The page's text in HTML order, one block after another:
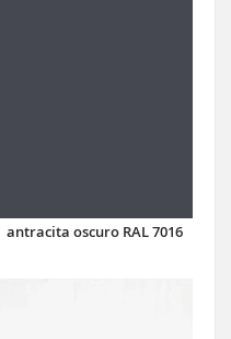
antracita oscuro RAL 7016